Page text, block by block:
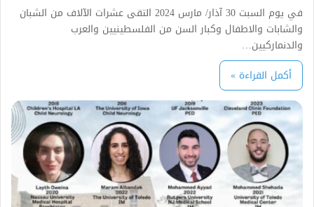
في يوم السبت 30 آذار/ مارس 2024 التقى عشرات الآلاف من الشبان
والشابات والاطفال وكبار السن من الفلسطينيين والعرب
والدنماركيين…
أكمل القراءة »